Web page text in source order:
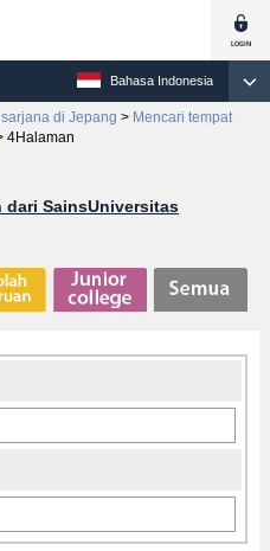
Bahasa Indonesia
di Jepang > Mencari tempat
4Halaman
dari SainsUniversitas